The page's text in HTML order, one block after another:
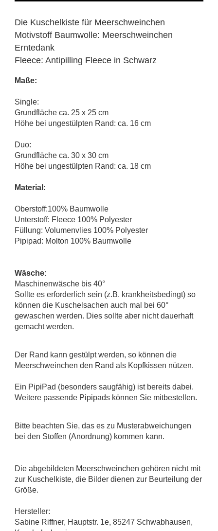
Die Kuschelkiste für Meerschweinchen
Motivstoff Baumwolle: Meerschweinchen
Erntedank
Fleece: Antipilling Fleece in Schwarz
Maße:
Single:
Grundfläche ca. 25 x 25 cm
Höhe bei ungestülpten Rand: ca. 16 cm
Duo:
Grundfläche ca. 30 x 30 cm
Höhe bei ungestülpten Rand: ca. 18 cm
Material:
Oberstoff:100% Baumwolle
Unterstoff: Fleece 100% Polyester
Füllung: Volumenvlies 100% Polyester
Pipipad: Molton 100% Baumwolle
Wäsche:
Maschinenwäsche bis 40°
Sollte es erforderlich sein (z.B. krankheitsbedingt) so
können die Kuschelsachen auch mal bei 60°
gewaschen werden. Dies sollte aber nicht dauerhaft
gemacht werden.
Der Rand kann gestülpt werden, so können die
Meerschweinchen den Rand als Kopfkissen nützen.
Ein PipiPad (besonders saugfähig) ist bereits dabei.
Weitere passende Pipipads können Sie mitbestellen.
Bitte beachten Sie, das es zu Musterabweichungen
bei den Stoffen (Anordnung) kommen kann.
Die abgebildeten Meerschweinchen gehören nicht mit
zur Kuschelkiste, die Bilder dienen zur Beurteilung der
Größe.
Hersteller:
Sabine Riffner, Hauptstr. 1e, 85247 Schwabhausen,